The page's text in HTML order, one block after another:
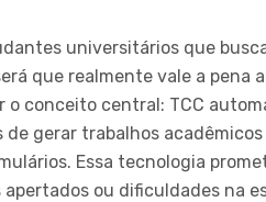
universitários que
que realmente vale a
conceito central: TCC
gerar trabalhos
Essa tecnologia
ou dificuldades na